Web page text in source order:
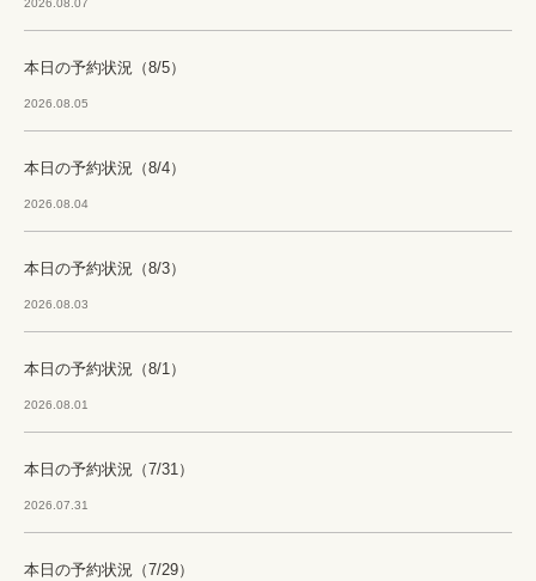
本日の予約状況（8/5）
2026.08.05
本日の予約状況（8/4）
2026.08.04
本日の予約状況（8/3）
2026.08.03
本日の予約状況（8/1）
2026.08.01
本日の予約状況（7/31）
2026.07.31
本日の予約状況（7/29）